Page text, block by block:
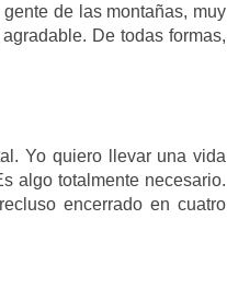
de las montañas, muy
De todas formas,
Yo quiero llevar una vida
algo totalmente necesario.
encerrado en cuatro